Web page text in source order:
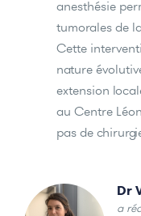
anesthésie
tumorales de
Cette
nature
extension
au Centre
pas de
Dr
a